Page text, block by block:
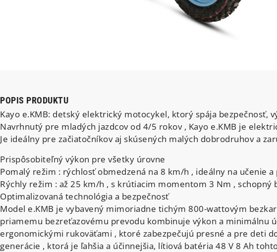
POPIS PRODUKTU
Kayo e.KMB: detský elektrický motocykel, ktorý spája bezpečnosť,
Navrhnutý pre mladých jazdcov od 4/5 rokov , Kayo e.KMB je
Je ideálny pre začiatočníkov aj skúsených malých dobrodruhov a
Prispôsobiteľný výkon pre všetky úrovne
Pomalý režim : rýchlosť obmedzená na 8 km/h , ideálny na učenie
Rýchly režim : až 25 km/h , s krútiacim momentom 3 Nm ,
Optimalizovaná technológia a bezpečnosť
Model e.KMB je vybavený mimoriadne tichým 800-wattovým
priamemu bezreťazovému prevodu kombinuje výkon a minimálnu
ergonomickými rukoväťami , ktoré zabezpečujú presné a pre deti
generácie , ktorá je ľahšia a účinnejšia, lítiová batéria 48 V 8 Ah